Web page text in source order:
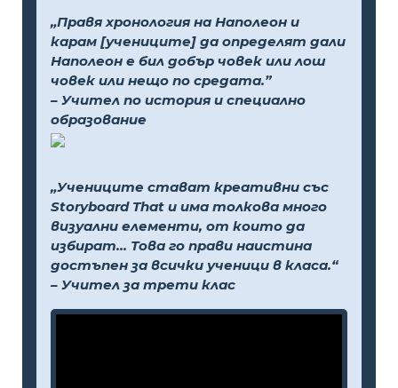
„Правя хронология на Наполеон и
карам [учениците] да определят дали
Наполеон е бил добър човек или лош
човек или нещо по средата.”
– Учител по история и специално
образование
„Учениците стават креативни със
Storyboard That и има толкова много
визуални елементи, от които да
избират... Това го прави наистина
достъпен за всички ученици в класа.“
– Учител за трети клас